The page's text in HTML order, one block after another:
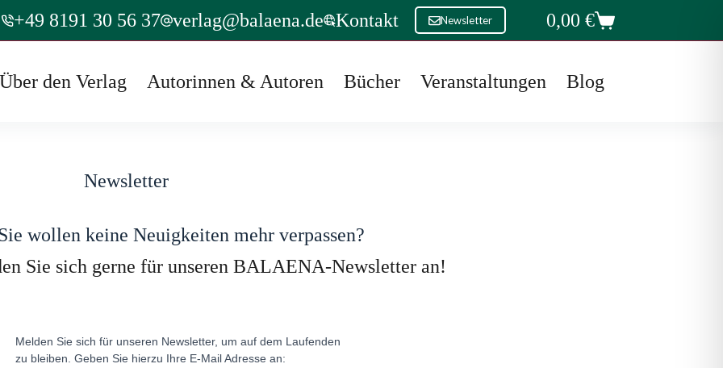
+49 8191 30 56 37 verlag@balaena.de Kontakt Newsletter Warenkorb
0,00 €
Über den Verlag Autorinnen & Autoren Bücher Veranstaltungen Blog
Newsletter
wollen keine Neuigkeiten mehr verpassen?
Sie sich gerne für unseren BALAENA-Newsletter an!
Melden Sie sich für unseren Newsletter, um auf dem Laufenden
zu bleiben. Geben Sie hierzu Ihre E-Mail Adresse an: